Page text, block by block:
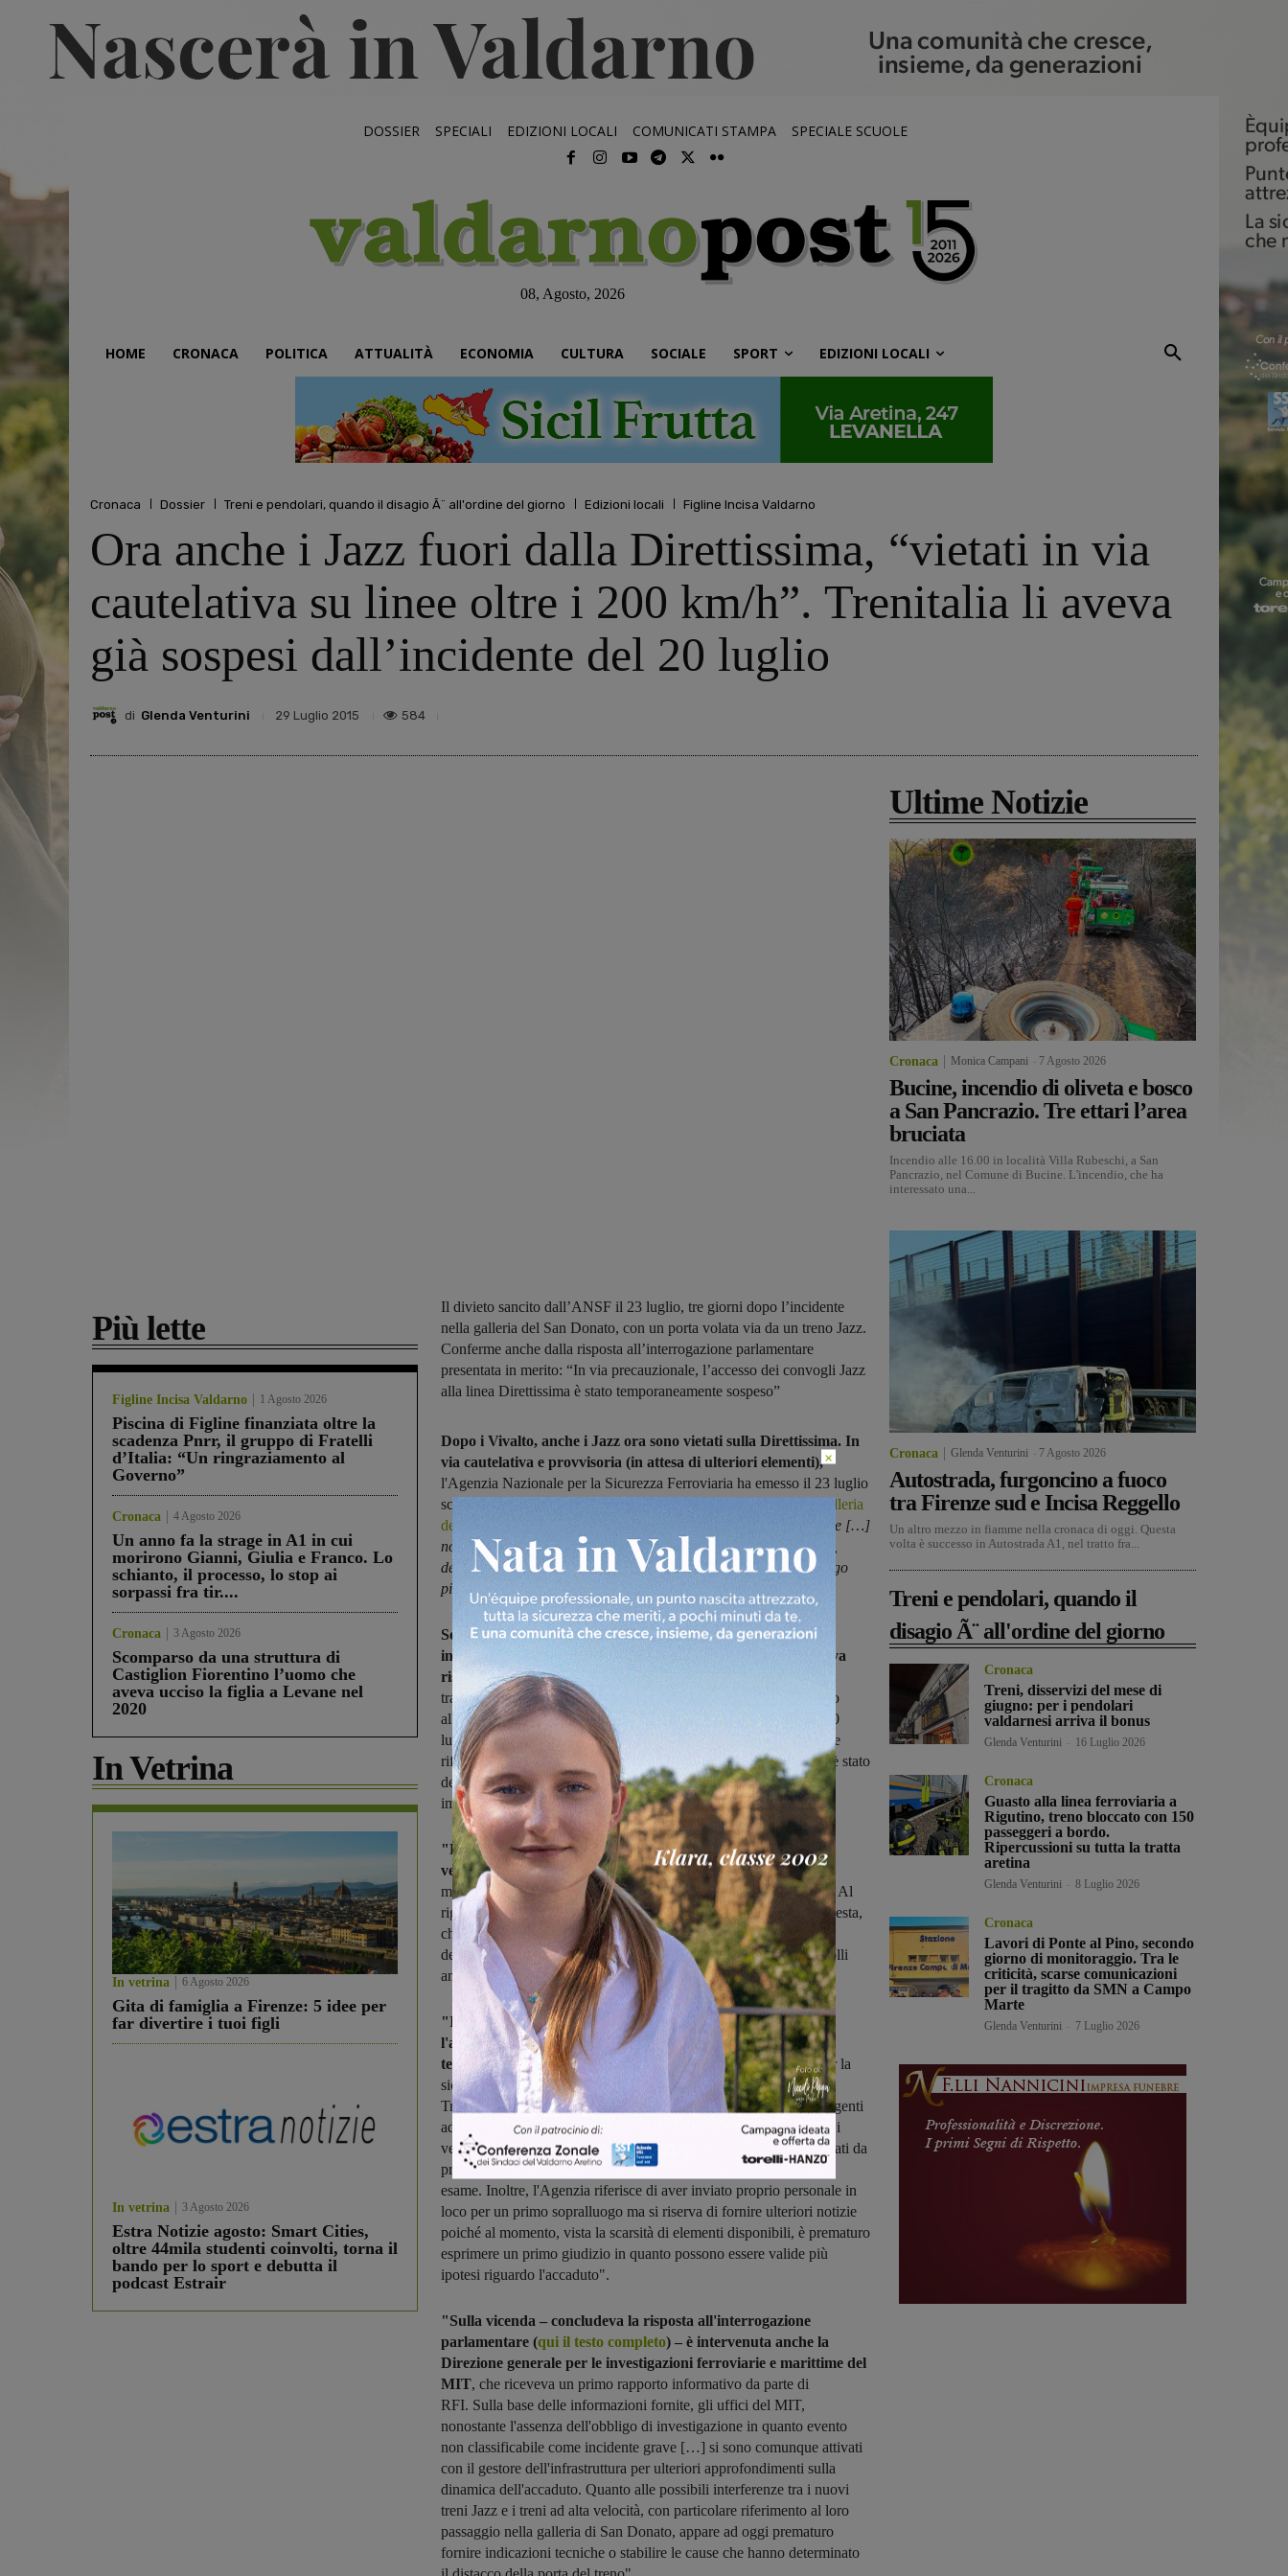
DOSSIER SPECIALI EDIZIONI LOCALI COMUNICATI STAMPA SPECIALE SCUOLE
08, Agosto, 2026
HOME CRONACA POLITICA ATTUALITÀ ECONOMIA CULTURA SOCIALE SPORT EDIZIONI LOCALI
Cronaca Dossier Treni e pendolari, quando il disagio Ã¨ all'ordine del giorno Edizioni locali Figline Incisa Valdarno
Ora anche i Jazz fuori dalla Direttissima, “vietati in via
cautelativa su linee oltre i 200 km/h”. Trenitalia li aveva
già sospesi dall’incidente del 20 luglio
di Glenda Venturini 29 Luglio 2015 584
Più lette
Figline Incisa Valdarno 1 Agosto 2026
Piscina di Figline finanziata oltre la
scadenza Pnrr, il gruppo di Fratelli
d’Italia: “Un ringraziamento al
Governo”
Cronaca 4 Agosto 2026
Un anno fa la strage in A1 in cui
morirono Gianni, Giulia e Franco. Lo
schianto, il processo, lo stop ai
sorpassi fra tir....
Cronaca 3 Agosto 2026
Scomparso da una struttura di
Castiglion Fiorentino l’uomo che
aveva ucciso la figlia a Levane nel
2020
In Vetrina
In vetrina 6 Agosto 2026
Gita di famiglia a Firenze: 5 idee per
far divertire i tuoi figli
In vetrina 3 Agosto 2026
Estra Notizie agosto: Smart Cities,
oltre 44mila studenti coinvolti, torna il
bando per lo sport e debutta il
podcast Estrair
Il divieto sancito dall’ANSF il 23 luglio, tre giorni dopo l’incidente
nella galleria del San Donato, con un porta volata via da un treno Jazz.
Conferme anche dalla risposta all’interrogazione parlamentare
presentata in merito: “In via precauzionale, l’accesso dei convogli Jazz
alla linea Direttissima è stato temporaneamente sospeso”
Dopo i Vivalto, anche i Jazz ora sono vietati sulla Direttissima. In
via cautelativa e provvisoria (in attesa di ulteriori elementi),
l'Agenzia Nazionale per la Sicurezza Ferroviaria ha emesso il 23 luglio
scorso, tre giorni dopo
l'incidente della porta staccata dentro la galleria
del San Donato,
"imprese ferroviarie […]
non devono utilizzare i convogli della famiglia Coradia Meridian,
denominati talvolta 'Jazz', su linee la cui velocità massima al rango
più elevato è superiore a 200 km/h" .
Sempre il 23 luglio scorso, tra l'altro, il sottosegretario alle
infrastrutture e ai trasporti Umberto Del Basso De Caro aveva
risposto in questi termini all'interrogazione sulla sicurezza dei
trasporti ferroviari, presentata da Segoni e Artini (e altri) in seguito
all'episodio della porta sul Jazz: "In merito a quanto accaduto il 20
luglio scorso al treno Regionale 3171, Ferrovie dello Stato Italiane
riferisce che l'arresto del convoglio tra Rovezzano e San Donato è stato
determinato dalla perdita dell'anta di una delle porte di accesso,
immediatamente segnalata dai sistemi di sicurezza di bordo".
"FS evidenzia che l'incidente è il primo di questa tipologia
verificatosi su un convoglio del tipo Jazz,le cui dinamiche e
modalità non sono assimilabili a quelle relative agli altri incidenti. Al
riguardo, Trenitalia ha subito nominato una Commissione di inchiesta,
che ha già iniziato le proprie attività per accertare le cause
dell'inconveniente; nel contempo, sono in corso verifiche e controlli
anche da parte del costruttore".
"In via precauzionale – aveva aggiunto il sottosegretario –
l'accesso dei convogli Jazz alla linea Direttissima è stato
temporaneamente sospeso. Al riguardo, l'Agenzia nazionale per la
sicurezza delle ferrovie informa di aver provveduto a richiedere a
Trenitalia una relazione dettagliata sull'evento, i provvedimenti urgenti
adottati per evitare che l'evento possa verificarsi nuovamente e se i
veicoli appartenenti alla medesima famiglia siano stati già interessati da
problematiche assimilabili a quelle rilevate nell'evento in
esame. Inoltre, l'Agenzia riferisce di aver inviato proprio personale in
loco per un primo sopralluogo ma si riserva di fornire ulteriori notizie
poiché al momento, vista la scarsità di elementi disponibili, è prematuro
esprimere un primo giudizio in quanto possono essere valide più
ipotesi riguardo l'accaduto".
"Sulla vicenda – concludeva la risposta all'interrogazione
parlamentare (qui il testo completo) – è intervenuta anche la
Direzione generale per le investigazioni ferroviarie e marittime del
MIT, che riceveva un primo rapporto informativo da parte di
RFI. Sulla base delle informazioni fornite, gli uffici del MIT,
nonostante l'assenza dell'obbligo di investigazione in quanto evento
non classificabile come incidente grave […] si sono comunque attivati
con il gestore dell'infrastruttura per ulteriori approfondimenti sulla
dinamica dell'accaduto. Quanto alle possibili interferenze tra i nuovi
treni Jazz e i treni ad alta velocità, con particolare riferimento al loro
passaggio nella galleria di San Donato, appare ad oggi prematuro
fornire indicazioni tecniche o stabilire le cause che hanno determinato
Ultime Notizie
Cronaca Monica Campani 7 Agosto 2026
Bucine, incendio di oliveta e bosco
a San Pancrazio. Tre ettari l’area
bruciata
Incendio alle 16.00 in località Villa Rubeschi, a San
Pancrazio, nel Comune di Bucine. L'incendio, che ha
interessato una...
Cronaca Glenda Venturini 7 Agosto 2026
Autostrada, furgoncino a fuoco
tra Firenze sud e Incisa Reggello
Un altro mezzo in fiamme nella cronaca di oggi. Questa
volta è successo in Autostrada A1, nel tratto fra...
Treni e pendolari, quando il
disagio Ã¨ all'ordine del giorno
Cronaca
Treni, disservizi del mese di
giugno: per i pendolari
valdarnesi arriva il bonus
Glenda Venturini 16 Luglio 2026
Cronaca
Guasto alla linea ferroviaria a
Rigutino, treno bloccato con 150
passeggeri a bordo.
Ripercussioni su tutta la tratta
aretina
Glenda Venturini 8 Luglio 2026
Cronaca
Lavori di Ponte al Pino, secondo
giorno di monitoraggio. Tra le
criticità, scarse comunicazioni
per il tragitto da SMN a Campo
Marte
Glenda Venturini 7 Luglio 2026
×